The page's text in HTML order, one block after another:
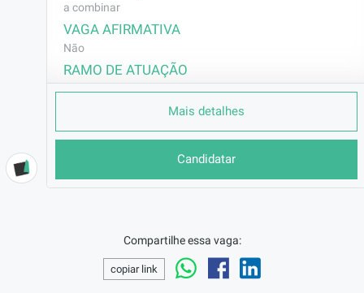
a combinar
VAGA AFIRMATIVA
Não
RAMO DE ATUAÇÃO
Vale Transporte
Seguro de Vida
DESCRIÇÃO
Auxiliar de almoxarifado • CLT • Presencial
Candidatar
Mais detalhes
Compartilhe essa vaga:
copiar link